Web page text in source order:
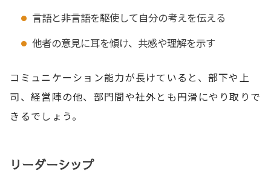
言語と非言語を駆使して自分の考えを伝える
他者の意見に耳を傾け、共感や理解を示す
コミュニケーション能力が長けていると、部下や上
司、経営陣の他、部門間や社外とも円滑にやり取りで
きるでしょう。
リーダーシップ